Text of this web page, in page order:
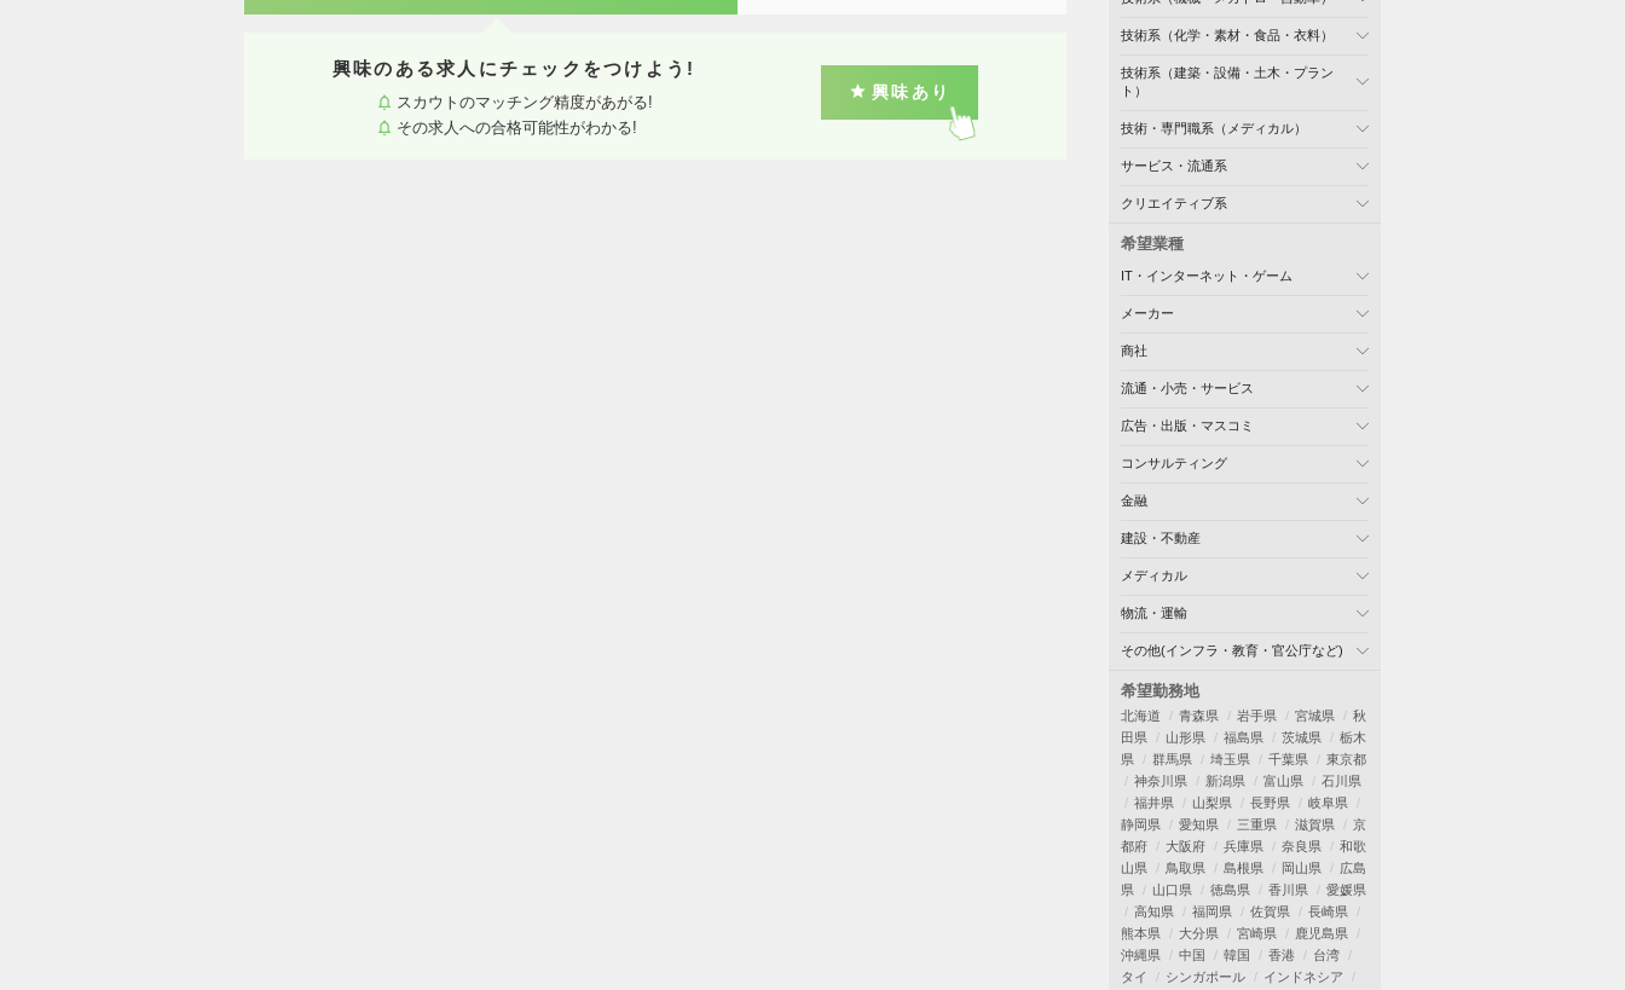
興味のある求人にチェックをつけよう!
スカウトのマッチング精度があがる!
その求人への合格可能性がわかる!
興味あり
技術系（化学・素材・食品・衣料）
技術系（建築・設備・土木・プラン
ト）
技術・専門職系（メディカル）
サービス・流通系
クリエイティブ系
希望業種
IT・インターネット・ゲーム
メーカー
商社
流通・小売・サービス
広告・出版・マスコミ
コンサルティング
金融
建設・不動産
メディカル
物流・運輸
その他(インフラ・教育・官公庁など)
希望勤務地
北海道 青森県 岩手県 宮城県
秋
田県
山形県 福島県 茨城県
栃木
県
群馬県 埼玉県 千葉県
東京都
神奈川県
新潟県 富山県
石川県
福井県
山梨県 長野県
岐阜県
静岡県
愛知県 三重県 滋賀県
京
都府
大阪府 兵庫県 奈良県
和歌
山県
鳥取県 島根県 岡山県
広島
県
山口県 徳島県 香川県
愛媛県
高知県
福岡県 佐賀県
長崎県
熊本県
大分県 宮崎県
鹿児島県
沖縄県
中国 韓国 香港
台湾
タイ
シンガポール
インドネシア